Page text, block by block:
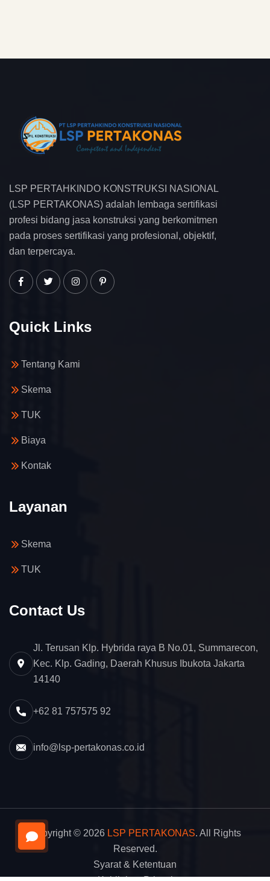
LSP PERTAHKINDO KONSTRUKSI NASIONAL
(LSP PERTAKONAS) adalah lembaga sertifikasi
profesi bidang jasa konstruksi yang berkomitmen
pada proses sertifikasi yang profesional, objektif,
dan terpercaya.
Quick Links
Tentang Kami
Skema
TUK
Biaya
Kontak
Layanan
Skema
TUK
Contact Us
Jl. Terusan Klp. Hybrida raya B No.01, Summarecon,
Kec. Klp. Gading, Daerah Khusus Ibukota Jakarta
14140
+62 81 757575 92
info@lsp-pertakonas.co.id
Copyright © 2026 LSP PERTAKONAS. All Rights
Reserved.
Syarat & Ketentuan